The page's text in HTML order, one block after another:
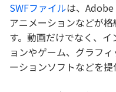
SWFファイルは、
アニメーションなどが
す。動画だけでなく、
ョンやゲーム、グラフ
ーションソフトなどを提